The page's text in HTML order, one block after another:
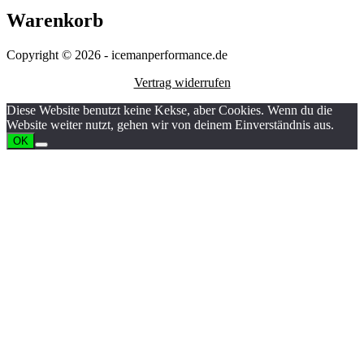
Warenkorb
Copyright © 2026 - icemanperformance.de
Vertrag widerrufen
Diese Website benutzt keine Kekse, aber Cookies. Wenn du die
Website weiter nutzt, gehen wir von deinem Einverständnis aus.
OK